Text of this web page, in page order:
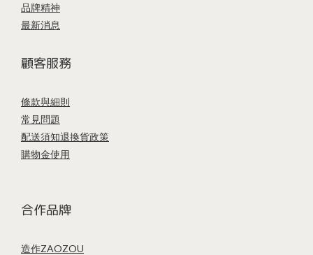
品牌精神
最新消息
顧客服務
條款與細則
常見問題
配送須知退換貨政策
購物金使用
合作品牌
造作ZAOZOU